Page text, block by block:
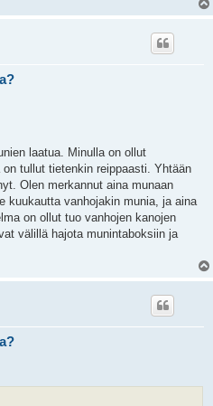
laatua. Minulla on ollut
tullut tietenkin reippaasti. Yhtään
Olen merkannut aina munaan
kuukautta vanhojakin munia, ja aina
on ollut tuo vanhojen kanojen
välillä hajota munintaboksiin ja